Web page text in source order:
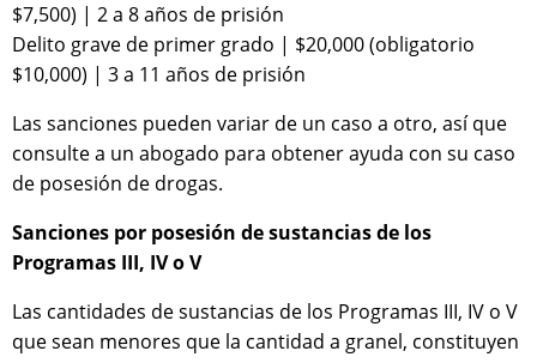
$7,500) | 2 a 8 años de prisión
Delito grave de primer grado | $20,000 (obligatorio
$10,000) | 3 a 11 años de prisión
Las sanciones pueden variar de un caso a otro, así que
consulte a un abogado para obtener ayuda con su caso
de posesión de drogas.
Sanciones por posesión de sustancias de los
Programas III, IV o V
Las cantidades de sustancias de los Programas III, IV o V
que sean menores que la cantidad a granel, constituyen